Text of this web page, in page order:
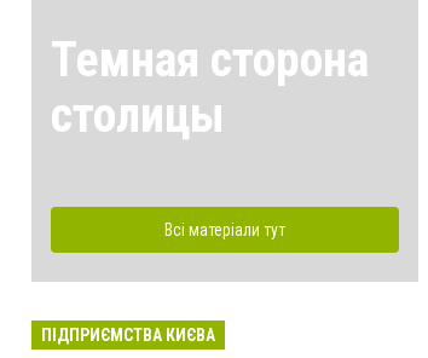
Темная сторона
столицы
Всі матеріали тут
ПІДПРИЄМСТВА КИЄВА